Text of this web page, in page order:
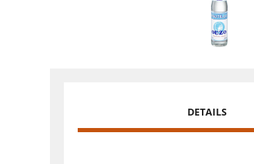
DETAILS